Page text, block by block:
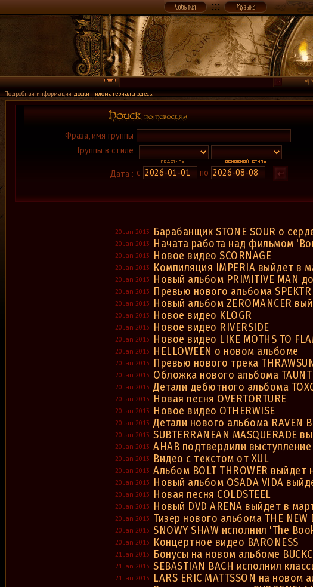
Подробная информациядоски пиломатериалы здесь.
Фраза, имя группы
Группы в стиле
Дата : с по
20 Jan 2013 Барабанщик STONE SOUR о
20 Jan 2013 Начата работа над фильмом
20 Jan 2013 Новое видео SCORNAGE
20 Jan 2013 Компиляция IMPERIA выйдет в
20 Jan 2013 Новый альбом PRIMITIVE MAN
20 Jan 2013 Превью нового альбома SPEKTR
20 Jan 2013 Новый альбом ZEROMANCER
20 Jan 2013 Новое видео KLOGR
20 Jan 2013 Новое видео RIVERSIDE
20 Jan 2013 Новое видео LIKE MOTHS TO
20 Jan 2013 HELLOWEEN о новом альбоме
20 Jan 2013 Превью нового трека
20 Jan 2013 Обложка нового альбома
20 Jan 2013 Детали дебютного альбома
20 Jan 2013 Новая песня OVERTORTURE
20 Jan 2013 Новое видео OTHERWISE
20 Jan 2013 Детали нового альбома RAVEN
20 Jan 2013 SUBTERRANEAN MASQUERADE
20 Jan 2013 AHAB подтвердили выступление
20 Jan 2013 Видео с текстом от XUL
20 Jan 2013 Альбом BOLT THROWER выйдет
20 Jan 2013 Новый альбом OSADA VIDA
20 Jan 2013 Новая песня COLDSTEEL
20 Jan 2013 Новый DVD ARENA выйдет в
20 Jan 2013 Тизер нового альбома THE NEW
20 Jan 2013 SNOWY SHAW исполнил 'The
20 Jan 2013 Концертное видео BARONESS
21 Jan 2013 Бонусы на новом альбоме
21 Jan 2013 SEBASTIAN BACH исполнил
21 Jan 2013 LARS ERIC MATTSSON на новом